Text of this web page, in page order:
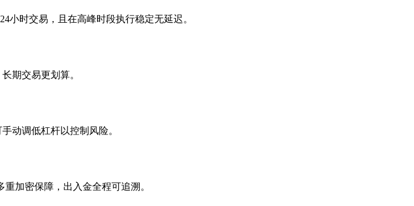
小时交易，且在高峰时段执行稳定无延迟。
期交易更划算。
动调低杠杆以控制风险。
加密保障，出入金全程可追溯。